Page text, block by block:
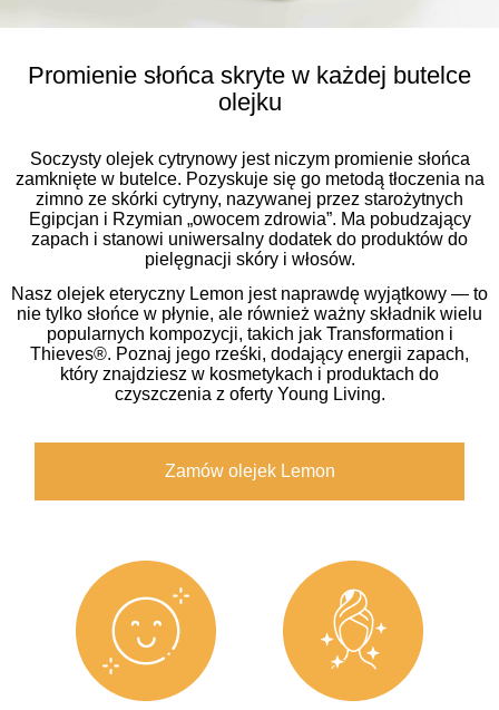
Promienie słońca skryte w każdej butelce
olejku
Soczysty olejek cytrynowy jest niczym promienie słońca
zamknięte w butelce. Pozyskuje się go metodą tłoczenia na
zimno ze skórki cytryny, nazywanej przez starożytnych
Egipcjan i Rzymian „owocem zdrowia”. Ma pobudzający
zapach i stanowi uniwersalny dodatek do produktów do
pielęgnacji skóry i włosów.
Nasz olejek eteryczny Lemon jest naprawdę wyjątkowy — to
nie tylko słońce w płynie, ale również ważny składnik wielu
popularnych kompozycji, takich jak Transformation i
Thieves®. Poznaj jego rześki, dodający energii zapach,
który znajdziesz w kosmetykach i produktach do
czyszczenia z oferty Young Living.
Zamów olejek Lemon